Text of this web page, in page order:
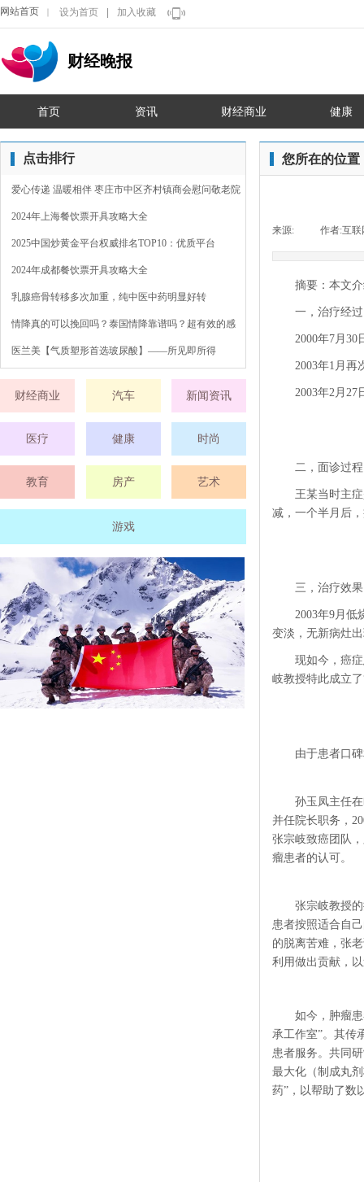
网站首页 设为首页 加入收藏
财经晚报
首页 资讯 财经商业 健康
点击排行 您所在的位置
来源: 作者:互联
摘要：本文
一，治疗经
2000年7月
2003年1月再
2003年2月
二，面诊过
王某当时主
减，一个半月后
三，治疗效
2003年9月低
变淡，无新病灶
现如今，癌
岐教授特此成立
由于患者口
孙玉凤主任
并任院长职务，
张宗岐致癌团队
瘤患者的认可。
张宗岐教授
患者按照适合自
的脱离苦难，张
利用做出贡献，
如今，肿瘤
承工作室”。其传
患者服务。共同
最大化（制成丸
药”，以帮助了数
爱心传递 温暖相伴 枣庄市中区齐村镇商会慰问敬老院
2024年上海餐饮票开具攻略大全
2025中国炒黄金平台权威排名TOP10：优质平台
2024年成都餐饮票开具攻略大全
乳腺癌骨转移多次加重，纯中医中药明显好转
情降真的可以挽回吗？泰国情降靠谱吗？超有效的感
情裂
医兰美【气质塑形首选玻尿酸】——所见即所得
财经商业 新闻资讯
汽车
健康
医疗 时尚
教育 房产 艺术
游戏